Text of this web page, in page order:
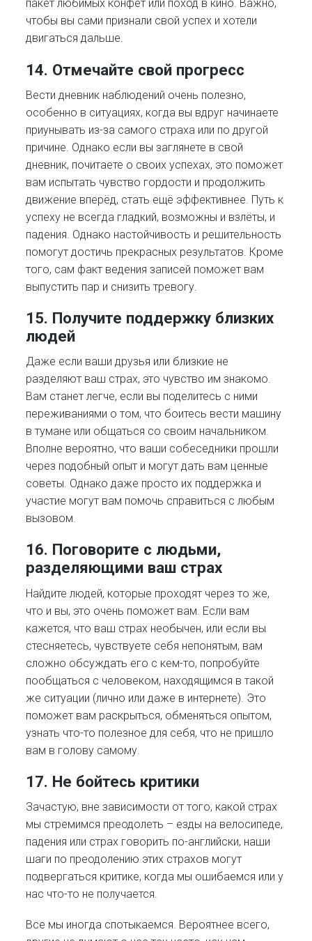
пакет любимых конфет или поход в кино. Важно,
чтобы вы сами признали свой успех и хотели
двигаться дальше.
14. Отмечайте свой прогресс
Вести дневник наблюдений очень полезно,
особенно в ситуациях, когда вы вдруг начинаете
приунывать из-за самого страха или по другой
причине. Однако если вы заглянете в свой
дневник, почитаете о своих успехах, это поможет
вам испытать чувство гордости и продолжить
движение вперёд, стать ещё эффективнее. Путь к
успеху не всегда гладкий, возможны и взлёты, и
падения. Однако настойчивость и решительность
помогут достичь прекрасных результатов. Кроме
того, сам факт ведения записей поможет вам
выпустить пар и снизить тревогу.
15. Получите поддержку близких
людей
Даже если ваши друзья или близкие не
разделяют ваш страх, это чувство им знакомо.
Вам станет легче, если вы поделитесь с ними
переживаниями о том, что боитесь вести машину
в тумане или общаться со своим начальником.
Вполне вероятно, что ваши собеседники прошли
через подобный опыт и могут дать вам ценные
советы. Однако даже просто их поддержка и
участие могут вам помочь справиться с любым
вызовом.
16. Поговорите с людьми,
разделяющими ваш страх
Найдите людей, которые проходят через то же,
что и вы, это очень поможет вам. Если вам
кажется, что ваш страх необычен, или если вы
стесняетесь, чувствуете себя непонятым, вам
сложно обсуждать его с кем-то, попробуйте
пообщаться с человеком, находящимся в такой
же ситуации (лично или даже в интернете). Это
поможет вам раскрыться, обменяться опытом,
узнать что-то полезное для себя, что не пришло
вам в голову самому.
17. Не бойтесь критики
Зачастую, вне зависимости от того, какой страх
мы стремимся преодолеть – езды на велосипеде,
падения или страх говорить по-английски, наши
шаги по преодолению этих страхов могут
подвергаться критике, когда мы ошибаемся или у
нас что-то не получается.
Все мы иногда спотыкаемся. Вероятнее всего,